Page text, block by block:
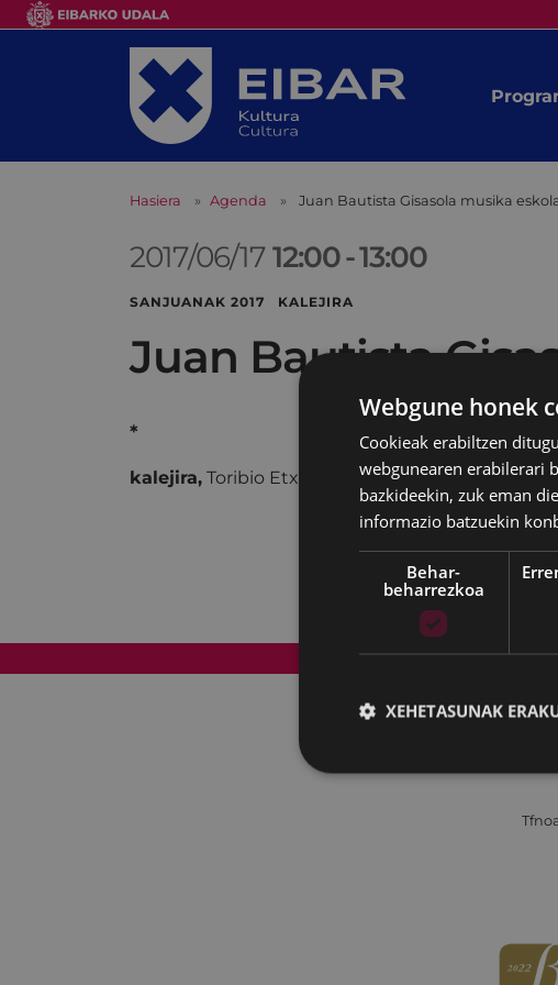
Hasiera Agenda Juan Bautista Gisasola musika
2017/06/1712:00-13:00
SANJUANAK 2017 KALEJIRA
Juan Bautista
*
kalejira, Toribio Etxeberriako anbulategitik
Web mapa
Webgune honek
Cookieak erabiltzen
webgunearen erabilerari
bazkideekin, zuk eman
informazio batzuekin
Behar-
beharrezkoa
XEHETASUNAK